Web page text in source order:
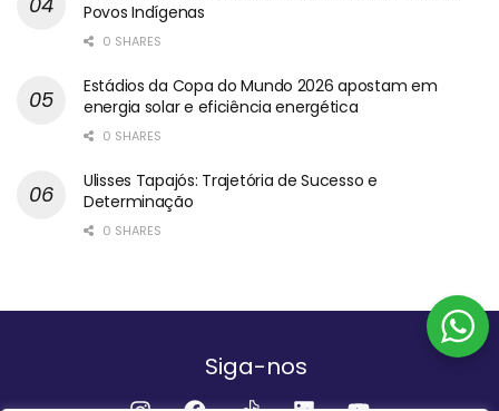
Povos Indígenas
0 SHARES
Estádios da Copa do Mundo 2026 apostam em
energia solar e eficiência energética
0 SHARES
Ulisses Tapajós: Trajetória de Sucesso e
Determinação
0 SHARES
Siga-nos